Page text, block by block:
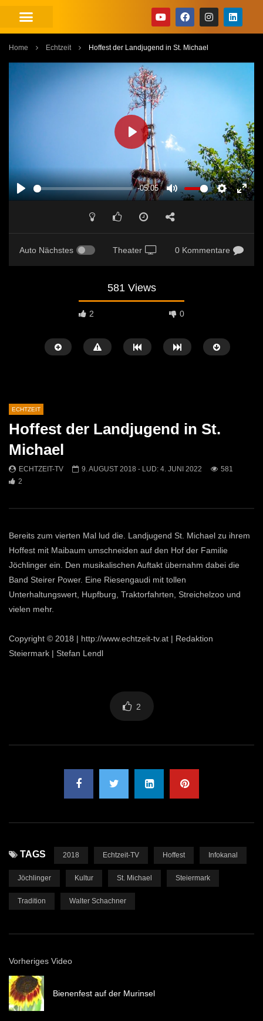
Home Echtzeit Hoffest der Landjugend in St. Michael
PLAY
-05:05
MUTE SETTINGS
PLAY
Auto Nächstes Theater 0 Kommentare
581 Views
2 0
Mittendrin
ECHTZEIT-TV
Kammern
ECHTZEIT
Hoffest der Landjugend in St.
Michael
ECHTZEIT-TV 9. AUGUST 2018 - LUD: 4. JUNI 2022
581
2
Bereits zum vierten Mal lud die. Landjugend St. Michael zu ihrem
Hoffest mit Maibaum umschneiden auf den Hof der Familie
Jöchlinger ein. Den musikalischen Auftakt übernahm dabei die
Band Steirer Power. Eine Riesengaudi mit tollen
Unterhaltungswert, Hupfburg, Traktorfahrten, Streichelzoo und
vielen mehr.
Copyright © 2018 | http://www.echtzeit-tv.at | Redaktion
Steiermark | Stefan Lendl
2
TAGS 2018 Echtzeit-TV Hoffest Infokanal
Jöchlinger Kultur St. Michael Steiermark
Tradition Walter Schachner
Vorheriges Video
Bienenfest auf der Murinsel